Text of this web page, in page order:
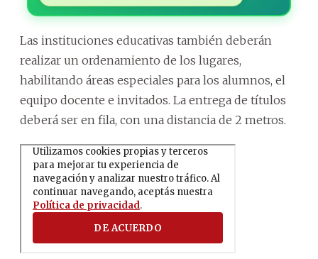
Las instituciones educativas también deberán
realizar un ordenamiento de los lugares,
habilitando áreas especiales para los alumnos, el
equipo docente e invitados. La entrega de títulos
deberá ser en fila, con una distancia de 2 metros.